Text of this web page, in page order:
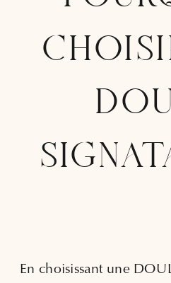
En choisissant une